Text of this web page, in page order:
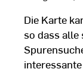
Die Karte
so dass